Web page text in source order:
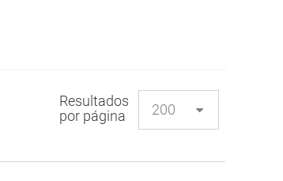
Resultados
por página